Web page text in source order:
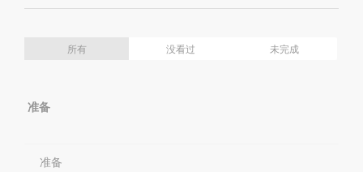
所有 没看过 未完成
准备
准备